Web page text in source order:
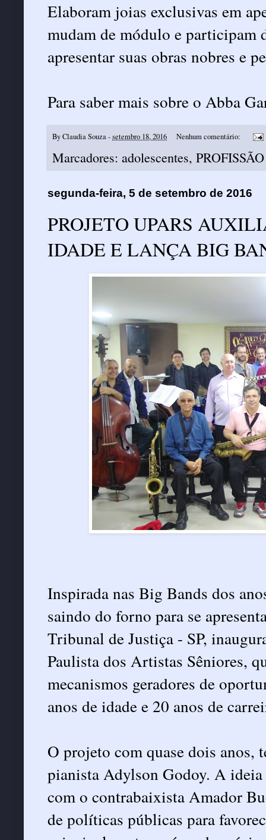
Elaboram joias exclusivas em
mudam de módulo e participam
apresentar suas obras nobres e
Para saber mais sobre o Abba
ByClaudia Souza-setembro 18, 2016 Nenhum comentário:
Marcadores: adolescentes, PROFISSÃO
segunda-feira, 5 de setembro de 2016
PROJETO UPARS
IDADE E LANÇA BIG
Inspirada nas Big Bands dos
saindo do forno para se
Tribunal de Justiça - SP,
Paulista dos Artistas Sêniores,
mecanismos geradores de
anos de idade e 20 anos de
O projeto com quase dois anos,
pianista Adylson Godoy. A
com o contrabaixista Amador
de políticas públicas para